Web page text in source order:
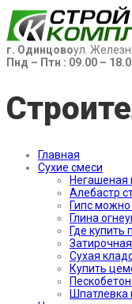
г. Одинцовоул.
Пнд – Птн : 09.00 –
Главная
Сухие смеси
Негашеная
Алебастр
Гипс
Глина
Где купить
Сухая
Купить
Шпатлевка